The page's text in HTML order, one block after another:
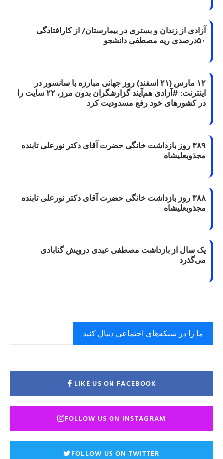
آزادی از زندان و بستری در بیمارستان/ از کارافتادگی
۵۰درصدی ریه مصطفی دانشجو
۱۲ مارس (۲۱ اسفند) روز جهانی مبارزه با سانسور در
اینترنت: #آزادی هم‌آیند گزارشگران‌ بدون مرز، ۲۲ سایت را
در کشورهای خود رفع مسدودیت کرد
۳۸۹ روز بازداشت خانگی حضرت آقای دکتر نورعلی تابنده
مجذوبعلیشاه
۳۸۸ روز بازداشت خانگی حضرت آقای دکتر نورعلی تابنده
مجذوبعلیشاه
یک سال از بازداشت مصطفی عبدی درویش گنابادی
می‌گذرد
ما را در شبکه‌های اجتماعی دنبال کنید
LIKE US ON FACEBOOK
FOLLOW US ON INSTAGRAM
FOLLOW US ON TWITTER